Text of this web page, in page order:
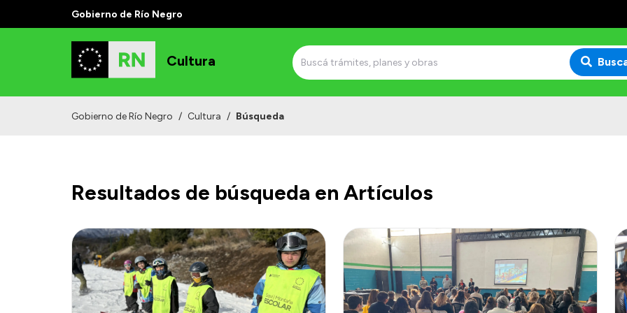
Gobierno de Río Negro
Cultura
Gobierno de Río Negro / Cultura / Búsqueda
Resultados de búsqueda en Artículos